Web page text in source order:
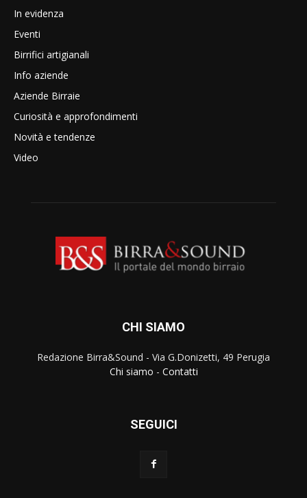
In evidenza
Eventi
Birrifici artigianali
Info aziende
Aziende Birraie
Curiosità e approfondimenti
Novità e tendenze
Video
CHI SIAMO
Redazione Birra&Sound - Via G.Donizetti, 49 Perugia
Chi siamo - Contatti
SEGUICI